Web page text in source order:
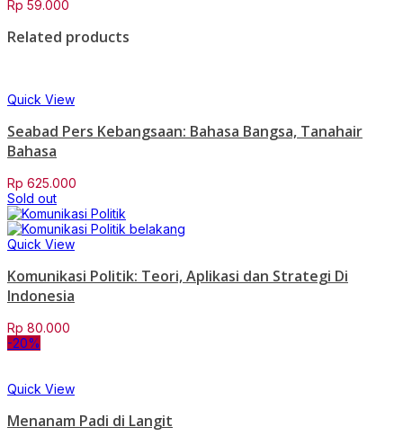
Rp 59.000
Related products
Quick View
Seabad Pers Kebangsaan: Bahasa Bangsa, Tanahair
Bahasa
Rp 625.000
Sold out
Quick View
Komunikasi Politik: Teori, Aplikasi dan Strategi Di
Indonesia
Rp 80.000
-20%
Quick View
Menanam Padi di Langit